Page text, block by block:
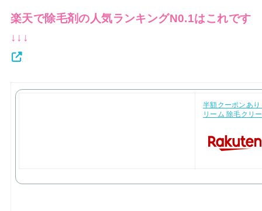
楽天で除毛剤の人気ランキングN0.1はこれです
↓↓↓
半額クーポンあ
リーム 除毛クリ